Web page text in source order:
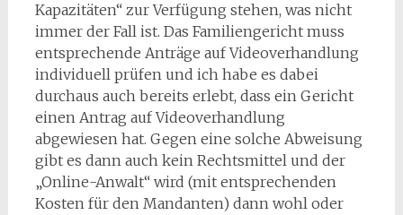
Kapazitäten“ zur Verfügung stehen, was nicht
immer der Fall ist. Das Familiengericht muss
entsprechende Anträge auf Videoverhandlung
individuell prüfen und ich habe es dabei
durchaus auch bereits erlebt, dass ein Gericht
einen Antrag auf Videoverhandlung
abgewiesen hat. Gegen eine solche Abweisung
gibt es dann auch kein Rechtsmittel und der
„Online-Anwalt“ wird (mit entsprechenden
Kosten für den Mandanten) dann wohl oder